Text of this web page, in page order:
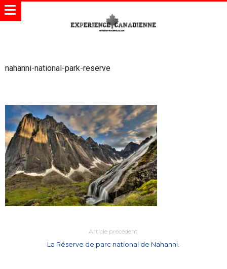
nahanni-national-park-reserve
Article précédent
La Réserve de parc national de Nahanni.